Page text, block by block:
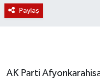
Paylaş
AK Parti